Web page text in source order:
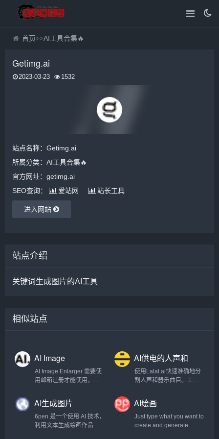
首页>>AI工具合集🔥
Getimg.ai
2023-03-23 1532
站点名称：Getimg.ai
所属分类： AI工具合集🔥
官方网址：getimg.ai
SEO查询：
爱站网 站长工具
进入网站
站点介绍
关键词生成图片的AI工具
相似站点
AI Image
Enlarger
AI Image Enlarger 需要使
用邮箱注册才能使用，注
额度。
AI供电的人声和
器乐曲目清除器
使用Lalal.ai快速准确地分
割人声和器乐曲目。上传
内接收高质量的提取曲
目。.
AI生成图片
6pen 是一个使用 AI 技术，
利用文本生成绘画作品的
AI绘画
Just type what you want to
create and generate